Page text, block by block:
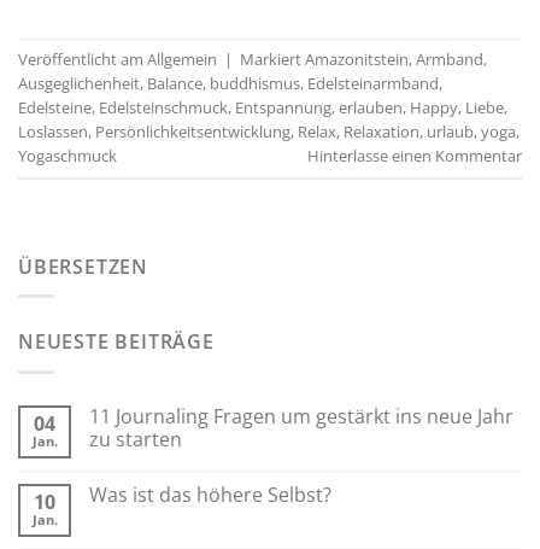
Veröffentlicht am Allgemein | MarkiertAmazonitstein,Armband,
Ausgeglichenheit, Balance, buddhismus, Edelsteinarmband,
Edelsteine, Edelsteinschmuck, Entspannung,erlauben, Happy, Liebe,
Loslassen, Persönlichkeitsentwicklung, Relax, Relaxation, urlaub,yoga,
Yogaschmuck
Hinterlasse einen Kommentar
ÜBERSETZEN
NEUESTE BEITRÄGE
04
Jan.
11 Journaling Fragen um gestärkt ins neue Jahr
zu starten
10
Jan.
Was ist das höhere Selbst?